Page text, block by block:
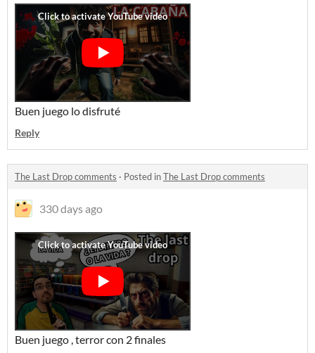
Buen juego lo disfruté
Reply
The Last Drop comments · Posted inThe Last Drop comments
330 days ago
Buen juego , terror con 2 finales